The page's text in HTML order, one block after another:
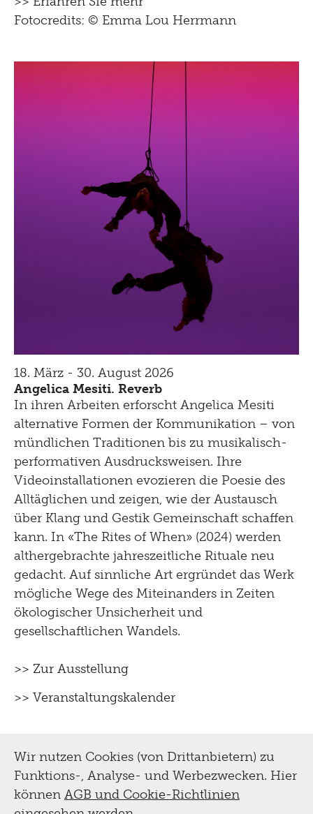
Fotocredits: © Emma Lou Herrmann
18. März - 30. August 2026
Angelica Mesiti. Reverb
In ihren Arbeiten erforscht Angelica Mesiti
alternative Formen der Kommunikation – von
mündlichen Traditionen bis zu musikalisch-
performativen Ausdrucksweisen. Ihre
Videoinstallationen evozieren die Poesie des
Alltäglichen und zeigen, wie der Austausch
über Klang und Gestik Gemeinschaft schaffen
kann. In «The Rites of When» (2024) werden
althergebrachte jahreszeitliche Rituale neu
gedacht. Auf sinnliche Art ergründet das Werk
mögliche Wege des Miteinanders in Zeiten
ökologischer Unsicherheit und
gesellschaftlichen Wandels.
>> Zur Ausstellung
>> Veranstaltungskalender
Wir nutzen Cookies (von Drittanbietern) zu
Funktions-, Analyse- und Werbezwecken. Hier
können AGB und Cookie-Richtlinien